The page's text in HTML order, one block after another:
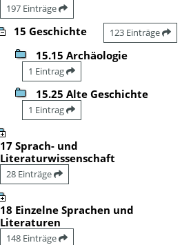
197 Einträge
15 Geschichte 123 Einträge
15.15 Archäologie
1 Eintrag
15.25 Alte Geschichte
1 Eintrag
17 Sprach- und
Literaturwissenschaft
28 Einträge
18 Einzelne Sprachen und
Literaturen
148 Einträge